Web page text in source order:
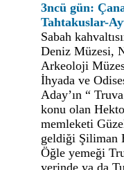
3ncü gün:
Tahtakuslar-
Sabah
Deniz Müzesi,
Arkeoloji
İhyada ve
Aday’ın “
konu olan
memleketi
geldiği Şiliman
Öğle yemeği
yerinde ya da